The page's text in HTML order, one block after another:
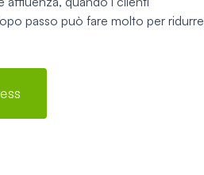
passo può fare molto per ridurre